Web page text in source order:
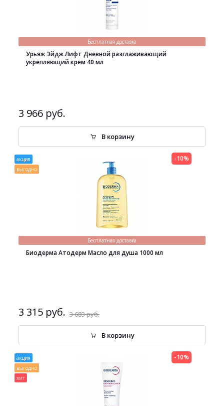
Бесплатная доставка
Урьяж Эйдж Лифт Дневной разглаживающий
укрепляющий крем 40 мл
3 966 руб.
В корзину
акция
выгодно
Бесплатная доставка
Биодерма Атодерм Масло для душа 1000 мл
3 315 руб. 3 683 руб.
-10%
В корзину
акция
выгодно
хит
-10%